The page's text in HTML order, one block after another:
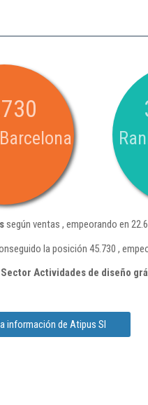
según ventas , empeorando en
la posición 45.730 ,
Actividades de diseño
información de Atipus Sl